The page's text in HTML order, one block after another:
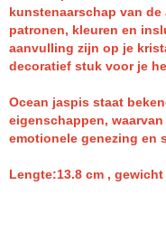
kunstenaarschap van
patronen, kleuren en
aanvulling zijn op je
decoratief stuk voor je
Ocean jaspis staat
eigenschappen,
emotionele genezing en
Lengte:13.8 cm , gewicht